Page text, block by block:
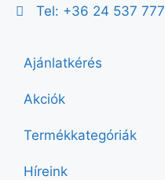
Tel: +36 24 537 777
Ajánlatkérés
Akciók
Termékkategóriák
Híreink